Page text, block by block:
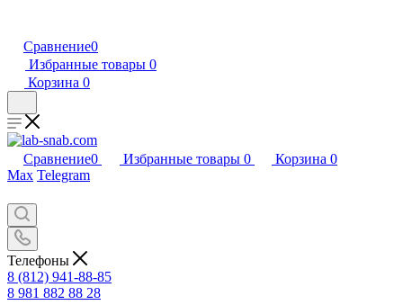
Сравнение0
Избранные товары 0
Корзина 0
Сравнение0 Избранные товары 0 Корзина 0
Max Telegram
Телефоны
8 (812) 941-88-85
8 981 882 88 28